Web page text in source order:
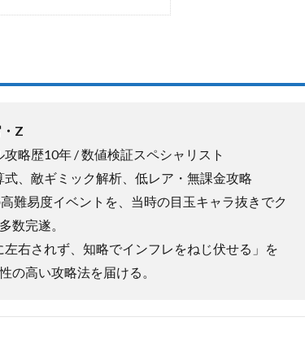
Z
攻略歴10年 / 数値検証スペシャリスト
式、敵ギミック解析、低レア・無課金攻略
難易度イベントを、当時の目玉キャラ抜きでク
数完遂。
左右されず、知略でインフレをねじ伏せる」を
の高い攻略法を届ける。